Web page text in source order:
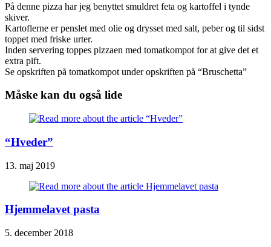
På denne pizza har jeg benyttet smuldret feta og kartoffel i tynde
skiver.
Kartoflerne er penslet med olie og drysset med salt, peber og til sidst
toppet med friske urter.
Inden servering toppes pizzaen med tomatkompot for at give det et
extra pift.
Se opskriften på tomatkompot under opskriften på “Bruschetta”
Måske kan du også lide
“Hveder”
13. maj 2019
Hjemmelavet pasta
5. december 2018